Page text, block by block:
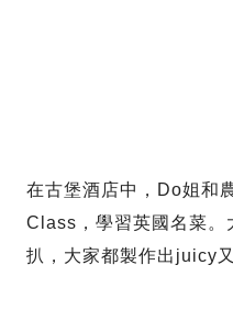
在古堡酒店中，Do姐和
Class，學習英國名菜。
扒，大家都製作出juicy